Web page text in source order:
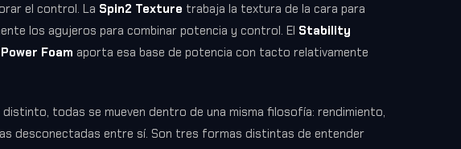
el control. La Spin2 Texture trabaja la textura de la cara para
los agujeros para combinar potencia y control. El Stability
Power Foam aporta esa base de potencia con tacto relativamente
todas se mueven dentro de una misma filosofía: rendimiento,
desconectadas entre sí. Son tres formas distintas de entender